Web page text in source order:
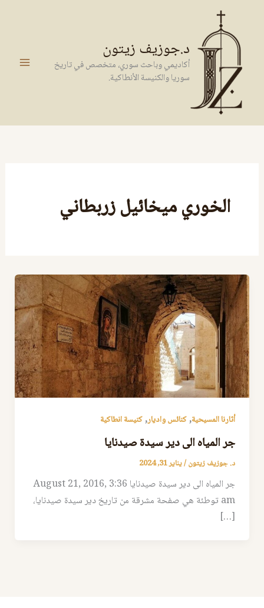
المحتوى
د.جوزيف زيتون
أكاديمي وباحث سوري، متخصص في تاريخ
سوريا والكنيسة الأنطاكية.
الخوري ميخائيل زربطاني
أثارنا المسيحية,كنائس واديار,كنيسة انطاكية
جر المياه الى دير سيدة صيدنايا
د. جوزيف زيتون/يناير 31, 2024
جر المياه الى دير سيدة صيدنايا August 21, 2016, 3:36
am توطئة هي صفحة مشرقة من تاريخ دير سيدة صيدنايا،
[…]